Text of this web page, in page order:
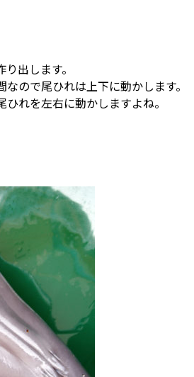
出します。
ので尾ひれは上下に動かします。
れを左右に動かしますよね。